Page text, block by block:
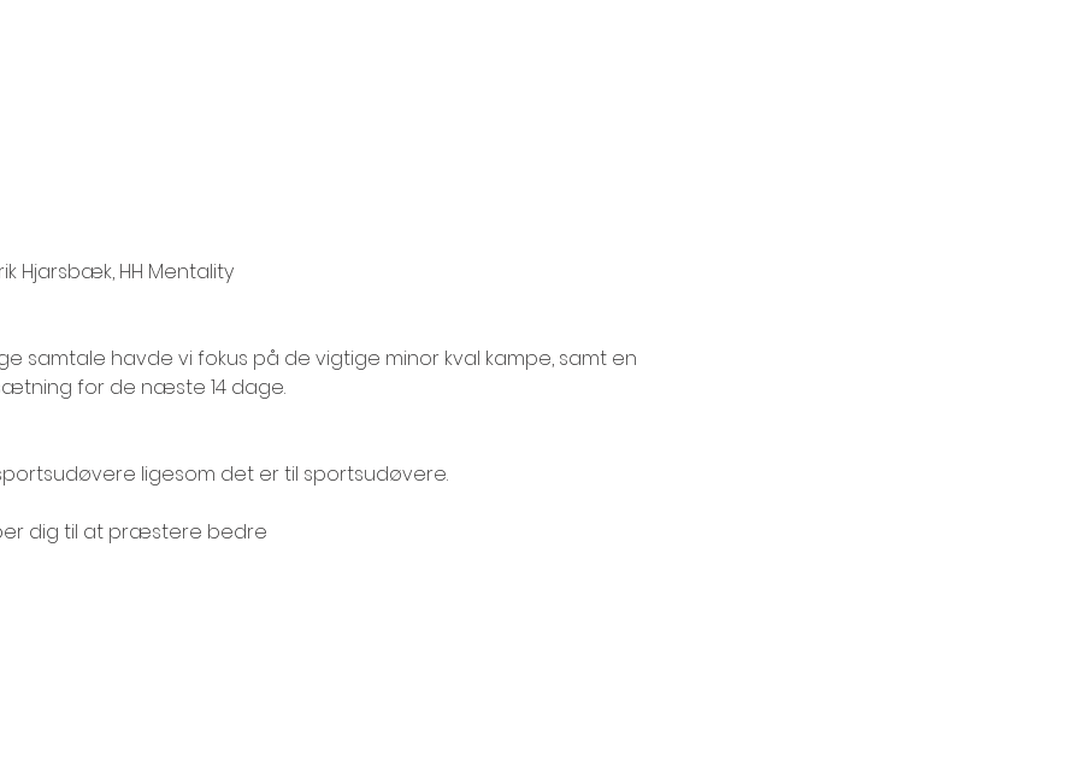
Hjarsbæk, HH Mentality
samtale havde vi fokus på de vigtige minor kval kampe, samt en
for de næste 14 dage.
ligesom det er til sportsudøvere.
dig til at præstere bedre